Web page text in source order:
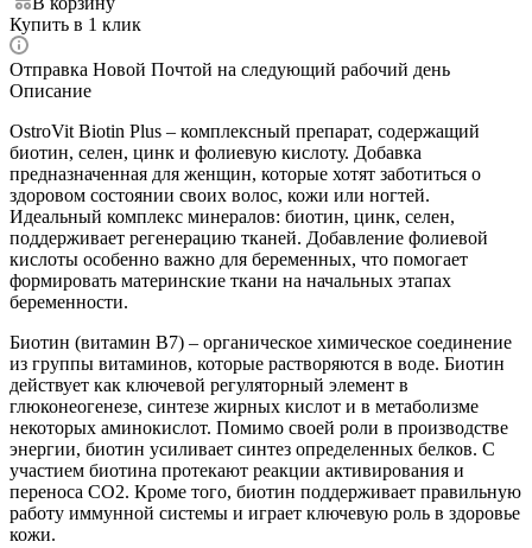
Купить в 1 клик
Отправка Новой Почтой на следующий рабочий день
Описание
OstroVit Biotin Plus – комплексный препарат, содержащий
биотин, селен, цинк и фолиевую кислоту. Добавка
предназначенная для женщин, которые хотят заботиться о
здоровом состоянии своих волос, кожи или ногтей.
Идеальный комплекс минералов: биотин, цинк, селен,
поддерживает регенерацию тканей. Добавление фолиевой
кислоты особенно важно для беременных, что помогает
формировать материнские ткани на начальных этапах
беременности.
Биотин (витамин В7) – органическое химическое соединение
из группы витаминов, которые растворяются в воде. Биотин
действует как ключевой регуляторный элемент в
глюконеогенезе, синтезе жирных кислот и в метаболизме
некоторых аминокислот. Помимо своей роли в производстве
энергии, биотин усиливает синтез определенных белков. С
участием биотина протекают реакции активирования и
переноса СО2. Кроме того, биотин поддерживает правильную
работу иммунной системы и играет ключевую роль в здоровье
кожи.